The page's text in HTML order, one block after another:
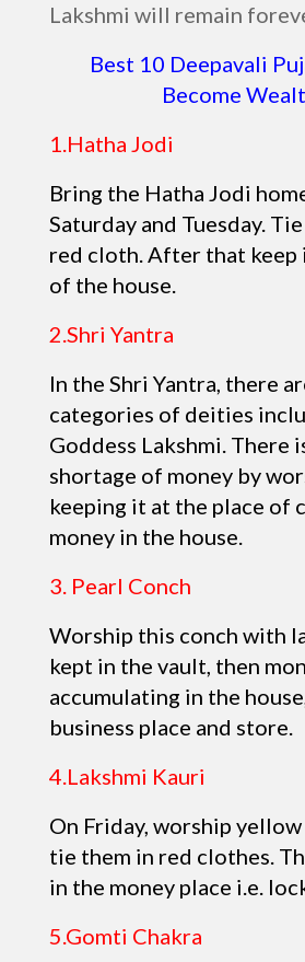
Lakshmi will remain
Best 10 Deepavali
Become
1.Hatha Jodi
Bring the Hatha Jodi
Saturday and Tuesday.
red cloth. After that keep
of the house.
2.Shri Yantra
In the Shri Yantra, there
categories of deities
Goddess Lakshmi. There
shortage of money by
keeping it at the place of
money in the house.
3. Pearl Conch
Worship this conch with
kept in the vault, then
accumulating in the
business place and store.
4.Lakshmi Kauri
On Friday, worship
tie them in red clothes.
in the money place i.e.
5.Gomti Chakra